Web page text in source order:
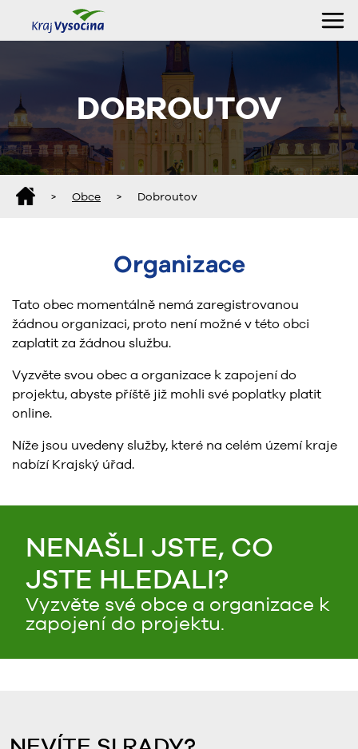
DOBROUTOV
> Obce > Dobroutov
Organizace
Tato obec momentálně nemá zaregistrovanou
žádnou organizaci, proto není možné v této obci
zaplatit za žádnou službu.
Vyzvěte svou obec a organizace k zapojení do
projektu, abyste příště již mohli své poplatky platit
online.
Níže jsou uvedeny služby, které na celém území kraje
nabízí Krajský úřad.
NENAŠLI JSTE, CO
JSTE HLEDALI?
Vyzvěte své obce a organizace k
zapojení do projektu.